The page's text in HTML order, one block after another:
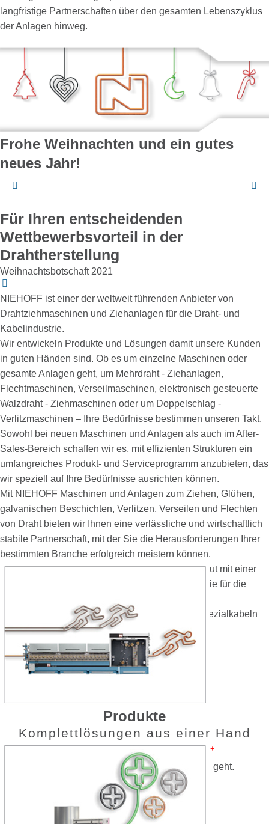
langfristige Partnerschaften über den gesamten Lebenszyklus
der Anlagen hinweg.
Frohe Weihnachten und ein gutes
neues Jahr!
Für Ihren entscheidenden
Wettbewerbs­vorteil in der
Drahtherstellung
Weihnachts­­­­botschaft 2021
NIEHOFF ist einer der weltweit führenden Anbieter von
Drahtziehmaschinen und Ziehanlagen für die Draht- und
Kabelindustrie.
Wir entwickeln Produkte und Lösungen damit unsere Kunden
in guten Händen sind. Ob es um einzelne Maschinen oder
gesamte Anlagen geht, um Mehrdraht - Ziehanlagen,
Flechtmaschinen, Verseilmaschinen, elektronisch gesteuerte
Walzdraht - Ziehmaschinen oder um Doppelschlag -
Verlitzmaschinen – Ihre Bedürfnisse bestimmen unseren Takt.
Sowohl bei neuen Maschinen und Anlagen als auch im After-
Sales-Bereich schaffen wir es, mit effizienten Strukturen ein
umfangreiches Produkt- und Serviceprogramm anzubieten, das
wir speziell auf Ihre Bedürfnisse ausrichten können.
Mit NIEHOFF Maschinen und Anlagen zum Ziehen, Glühen,
galvanischen Beschichten, Verlitzen, Verseilen und Flechten
von Draht bieten wir Ihnen eine verlässliche und wirtschaftlich
stabile Partnerschaft, mit der Sie die Herausforderungen Ihrer
bestimmten Branche erfolgreich meistern können.
Produkte
Komplettlösungen aus einer Hand
Die Maschinenfabrik NIEHOFF entwickelt und baut mit einer
mehr als 70-jährigen Erfahrung alle Maschinen, die für die
Weiterverarbeitung zu Automobil-, Daten- und Spezialkabeln
benötigt werden.
weiter
Vertrauen Sie einfach unseren NIEHOFF Original +
Spezialisten, wenn es um echtes Expertenwissen geht.
Verschleißteile
Ersatzteile